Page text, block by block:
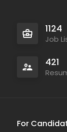
1124
Job
421
For